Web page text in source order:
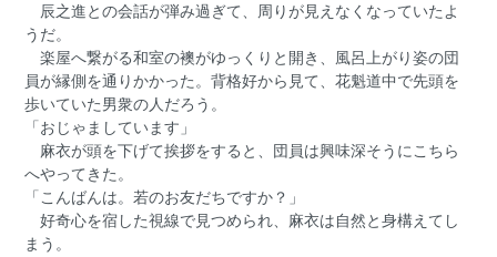
辰之進との会話が弾み過ぎて、周りが見えなくなっていたよ
うだ。
楽屋へ繋がる和室の襖がゆっくりと開き、風呂上がり姿の団
員が縁側を通りかかった。背格好から見て、花魁道中で先頭を
歩いていた男衆の人だろう。
「おじゃましています」
麻衣が頭を下げて挨拶をすると、団員は興味深そうにこちら
へやってきた。
「こんばんは。若のお友だちですか？」
好奇心を宿した視線で見つめられ、麻衣は自然と身構えてし
まう。